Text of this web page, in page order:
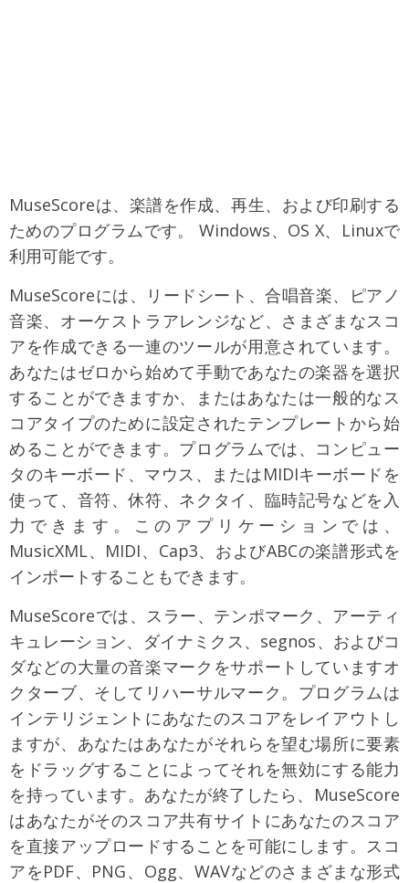
MuseScoreは、楽譜を作成、再生、および印刷する
ためのプログラムです。 Windows、OS X、Linuxで
利用可能です。
MuseScoreには、リードシート、合唱音楽、ピアノ
音楽、オーケストラアレンジなど、さまざまなスコ
アを作成できる一連のツールが用意されています。
あなたはゼロから始めて手動であなたの楽器を選択
することができますか、またはあなたは一般的なス
コアタイプのために設定されたテンプレートから始
めることができます。プログラムでは、コンピュー
タのキーボード、マウス、またはMIDIキーボードを
使って、音符、休符、ネクタイ、臨時記号などを入
力できます。このアプリケーションでは、
MusicXML、MIDI、Cap3、およびABCの楽譜形式を
インポートすることもできます。
MuseScoreでは、スラー、テンポマーク、アーティ
キュレーション、ダイナミクス、segnos、およびコ
ダなどの大量の音楽マークをサポートしていますオ
クターブ、そしてリハーサルマーク。プログラムは
インテリジェントにあなたのスコアをレイアウトし
ますが、あなたはあなたがそれらを望む場所に要素
をドラッグすることによってそれを無効にする能力
を持っています。あなたが終了したら、MuseScore
はあなたがそのスコア共有サイトにあなたのスコア
を直接アップロードすることを可能にします。スコ
アをPDF、PNG、Ogg、WAVなどのさまざまな形式